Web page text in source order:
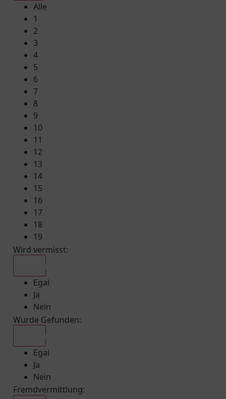
Alle
1
2
3
4
5
6
7
8
9
10
11
12
13
14
15
16
17
18
19
Wird vermisst:
Egal
Ja
Nein
Wurde Gefunden:
Egal
Ja
Nein
Fremdvermittlung: